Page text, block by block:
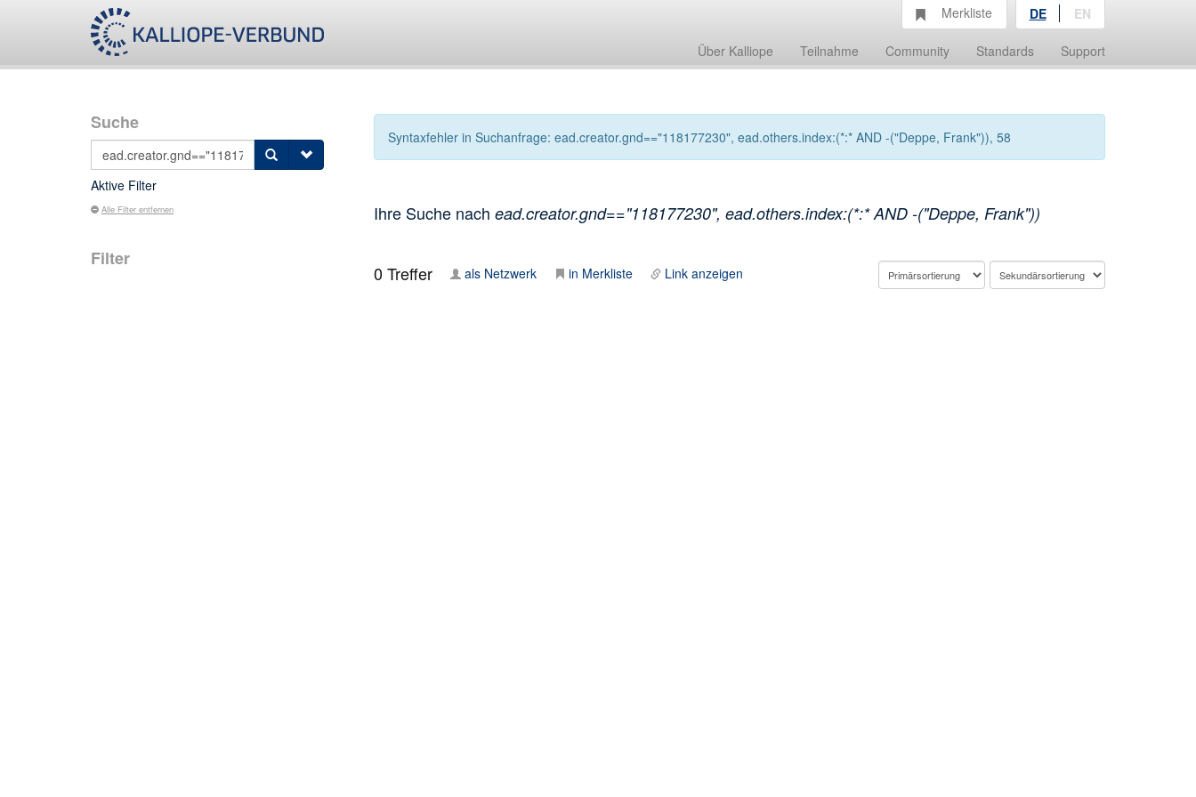
Über Kalliope Teilnahme Community Standards Support
Merkliste DE EN
Suche
Aktive Filter
Alle Filter entfernen
Filter
Syntaxfehler in Suchanfrage: ead.creator.gnd=="118177230", ead.others.index:(*:* AND -("Deppe, Frank")), 58
Ihre Suche nach ead.creator.gnd=="118177230", ead.others.index:(*:* AND -("Deppe, Frank"))
0Treffer als Netzwerk in Merkliste Link anzeigen